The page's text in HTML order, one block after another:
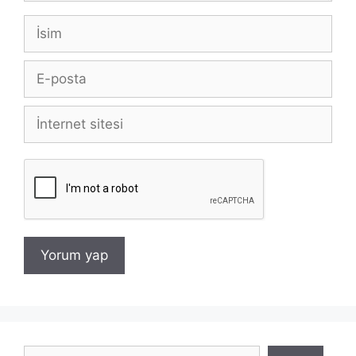
İsim
posta
İnternet